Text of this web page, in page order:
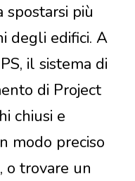
spostarsi più
degli edifici. A
il sistema di
di Project
chiusi e
modo preciso
o trovare un